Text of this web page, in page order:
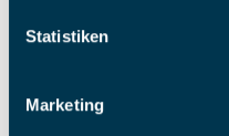
Statistiken
Marketing